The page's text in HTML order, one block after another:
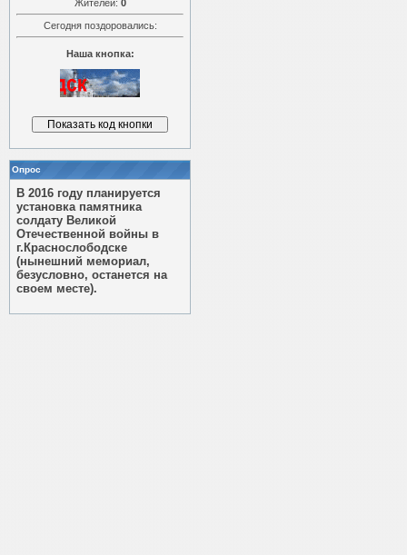
Жителей: 0
Сегодня поздоровались:
Наша кнопка:
Опрос
В 2016 году планируется
установка памятника
солдату Великой
Отечественной войны в
г.Краснослободске
(нынешний мемориал,
безусловно, останется на
своем месте).